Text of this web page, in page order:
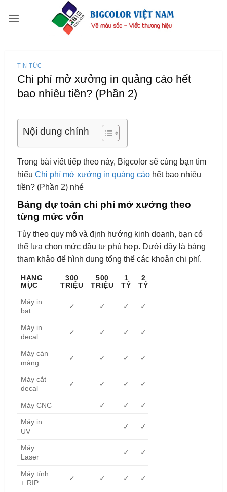
qua
TIN TỨC
Chi phí mở xưởng in quảng cáo hết
bao nhiêu tiền? (Phần 2)
Nội dung chính
Trong bài viết tiếp theo này, Bigcolor sẽ cùng bạn tìm
hiểu Chi phí mở xưởng in quảng cáo hết bao nhiêu
tiền? (Phần 2) nhé
Bảng dự toán chi phí mở xưởng theo
từng mức vốn
Tùy theo quy mô và định hướng kinh doanh, bạn có
thể lựa chọn mức đầu tư phù hợp. Dưới đây là bảng
tham khảo để hình dung tổng thể các khoản chi phí.
HẠNG
MỤC
300
TRIỆU
500
TRIỆU
1
TỶ
2
TỶ
Máy in
bạt
✓ ✓ ✓ ✓
Máy in
decal
✓ ✓ ✓ ✓
Máy cán
màng
✓ ✓ ✓ ✓
Máy cắt
decal
✓ ✓ ✓ ✓
Máy CNC ✓ ✓ ✓
Máy in
UV
✓ ✓
Máy
Laser
✓ ✓
Máy tính
+ RIP
✓ ✓ ✓ ✓